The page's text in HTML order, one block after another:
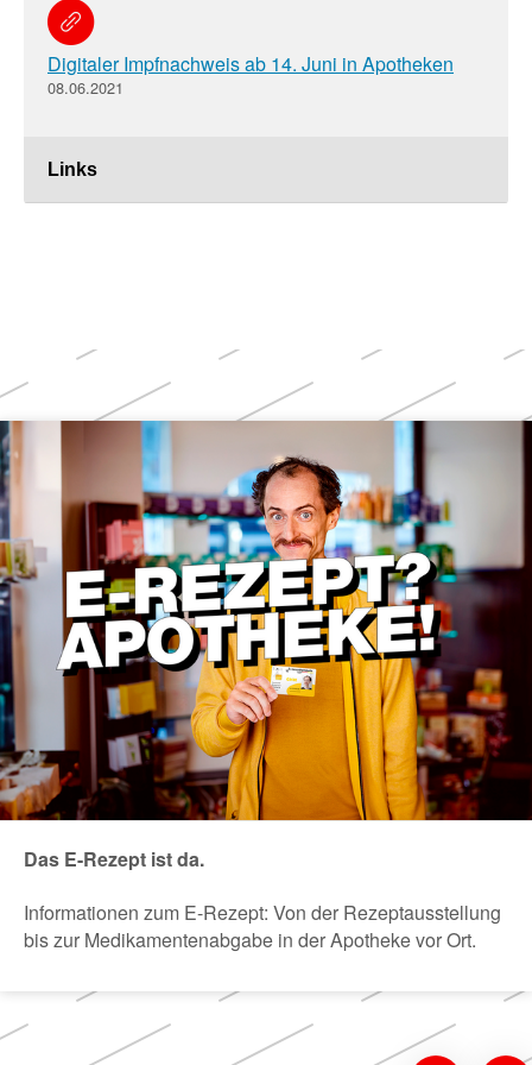
Links
Digitaler Impfnachweis ab 14. Juni in Apotheken
08.06.2021
Weitere
Themen
Das E-Rezept ist da.
Informationen zum E-Rezept: Von der Rezeptausstellung
bis zur Medikamentenabgabe in der Apotheke vor Ort.